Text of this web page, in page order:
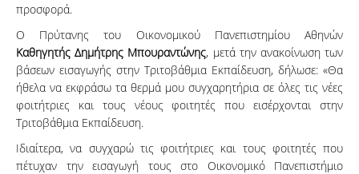
προσφορά.
Ο Πρύτανης του Οικονομικού Πανεπιστημίου Αθηνών
Καθηγητής Δημήτρης Μπουραντώνης, μετά την ανακοίνωση των
βάσεων εισαγωγής στην Τριτοβάθμια Εκπαίδευση, δήλωσε: «Θα
ήθελα να εκφράσω τα θερμά μου συγχαρητήρια σε όλες τις νέες
φοιτήτριες και τους νέους φοιτητές που εισέρχονται στην
Τριτοβάθμια Εκπαίδευση.
Ιδιαίτερα, να συγχαρώ τις φοιτήτριες και τους φοιτητές που
πέτυχαν την εισαγωγή τους στο Οικονομικό Πανεπιστήμιο